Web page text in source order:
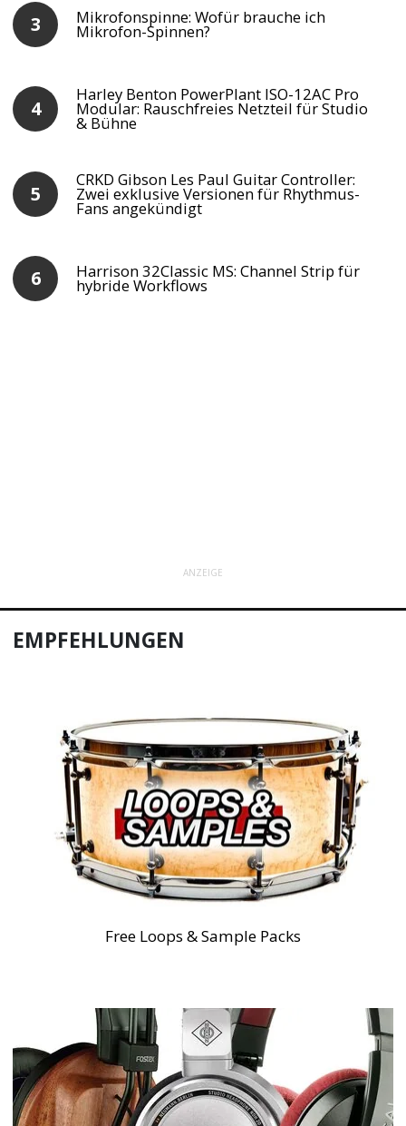
Mikrofonspinne: Wofür brauche ich
Mikrofon-Spinnen?
Harley Benton PowerPlant ISO-12AC Pro
Modular: Rauschfreies Netzteil für Studio
& Bühne
CRKD Gibson Les Paul Guitar Controller:
Zwei exklusive Versionen für Rhythmus-
Fans angekündigt
Harrison 32Classic MS: Channel Strip für
hybride Workflows
ANZEIGE
EMPFEHLUNGEN
Free Loops & Sample Packs